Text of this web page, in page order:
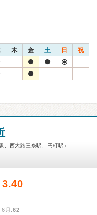
木 金 土 日 祝
、西大路三条駅、円町駅）
3.40
月:62